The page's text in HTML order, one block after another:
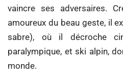
vaincre ses adversaires.
amoureux du beau geste, il
sabre), où il décroche
paralympique, et ski alpin,
monde.